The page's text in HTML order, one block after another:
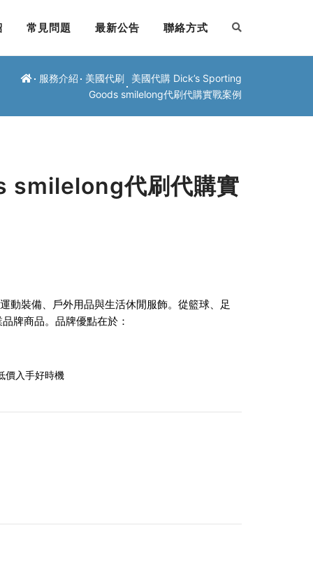
常見問題 最新公告 聯絡方式
服務介紹 美國代刷
美國代購 Dick’s Sporting
Goods smilelong代刷代購實戰案例
smilelong代刷代購實
動裝備、戶外用品與生活休閒服飾。從籃球、足
牌商品。品牌優點在於：
價入手好時機